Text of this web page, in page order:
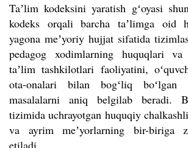
Taʼlim kodeksini yaratish gʻoyasi
kodeks orqali barcha taʼlimga oid
yagona meʼyoriy hujjat sifatida
pedagog xodimlarning huquqlari va
taʼlim tashkilotlari faoliyatini,
ota-onalari bilan bogʻliq boʻlgan
masalalarni aniq belgilab beradi.
tizimida uchrayotgan huquqiy
va ayrim meʼyorlarning bir-biriga
etiladi.